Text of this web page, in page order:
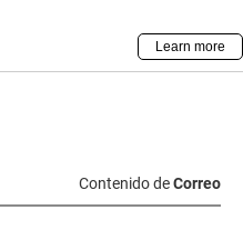
Contenido deCorreo